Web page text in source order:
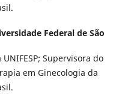
Federal de São
Supervisora do
em Ginecologia da